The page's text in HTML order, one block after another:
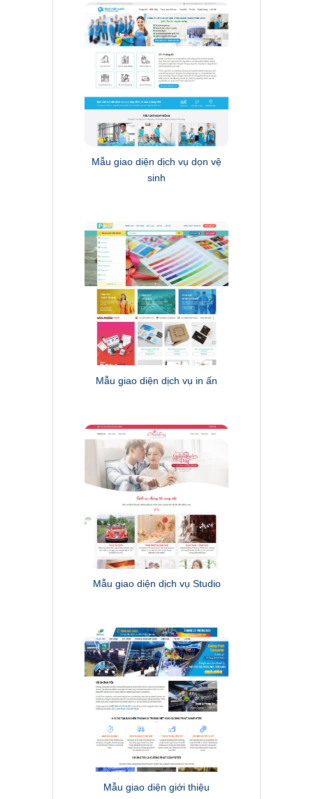
Mẫu giao diện dịch vụ dọn vệ
sinh
Mẫu giao diện dịch vụ in ấn
Mẫu giao diện dịch vụ Studio
Mẫu giao diện giới thiệu